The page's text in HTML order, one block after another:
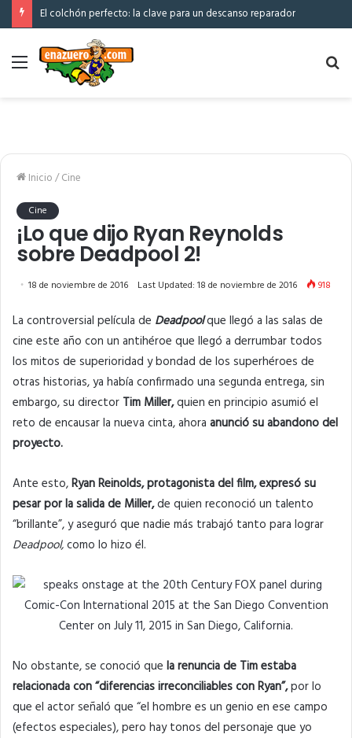
El colchón perfecto: la clave para un descanso reparador
Menú
Inicio/Cine
Cine
¡Lo que dijo Ryan Reynolds
sobre Deadpool 2!
18 de noviembre de 2016 Last Updated: 18 de noviembre de 2016 918
La controversial película de Deadpoolque llegó a las salas de
cine este año con un antihéroe que llegó a derrumbar todos
los mitos de superioridad y bondad de los superhéroes de
otras historias, ya había confirmado una segunda entrega, sin
embargo, su director Tim Miller,quien en principio asumió el
reto de encausar la nueva cinta, ahora anunció su abandono del
proyecto.
Ante esto,Ryan Reinolds, protagonista del film, expresó su
pesar por la salida de Miller,de quien reconoció un talento
“brillante”, y aseguró que nadie más trabajó tanto para lograr
Deadpool,como lo hizo él.
No obstante, se conoció que la renuncia de Tim estaba
relacionada con “diferencias irreconciliables con Ryan”,por lo
que el actor señaló que “el hombre es un genio en ese campo
(efectos especiales), pero hay tonos del personaje que yo